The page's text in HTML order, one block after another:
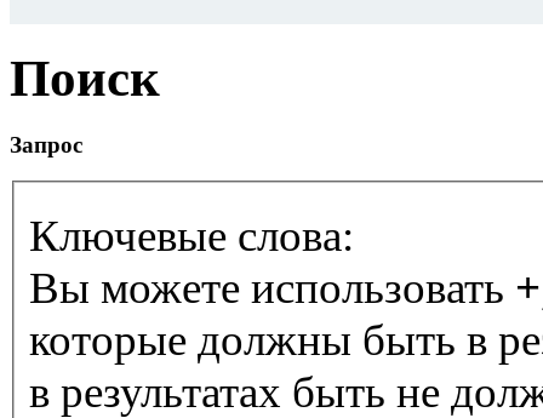
Поиск
Запрос
Ключевые слова:
Вы можете использовать +
которые должны быть в
в результатах быть не